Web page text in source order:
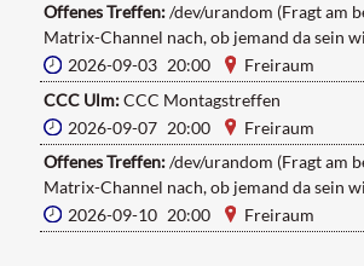
Offenes Treffen:/dev/urandom (Fragt am
Matrix-Channel nach, ob jemand da sein
2026-09-03 20:00
Freiraum
CCC Ulm:CCC Montagstreffen
2026-09-07 20:00
Freiraum
Offenes Treffen:/dev/urandom (Fragt am
Matrix-Channel nach, ob jemand da sein
2026-09-10 20:00
Freiraum